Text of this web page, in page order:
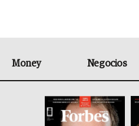
Money Negocios